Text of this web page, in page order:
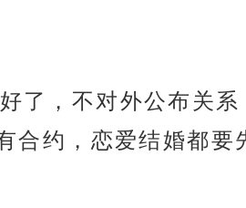
了，不对外公布关系
合约，恋爱结婚都要